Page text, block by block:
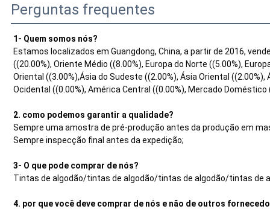
Perguntas frequentes
1- Quem somos nós?
Estamos localizados em Guangdong, China, a partir de 2016,
((20.00%), Oriente Médio ((8.00%), Europa do Norte ((5.00%),
Oriental ((3.00%),Ásia do Sudeste ((2.00%), Ásia Oriental ((2.00%),
Ocidental ((0.00%), América Central ((0.00%), Mercado Doméstico
2. como podemos garantir a qualidade?
Sempre uma amostra de pré-produção antes da produção em
Sempre inspecção final antes da expedição;
3- O que pode comprar de nós?
Tintas de algodão/tintas de algodão/tintas de algodão/tintas de
4. por que você deve comprar de nós e não de outros